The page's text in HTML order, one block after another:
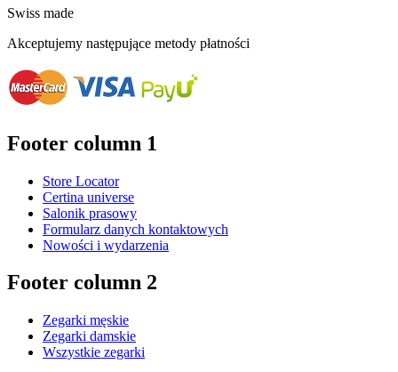
Swiss made
Akceptujemy następujące metody płatności
Footer column 1
Store Locator
Certina universe
Salonik prasowy
Formularz danych kontaktowych
Nowości i wydarzenia
Footer column 2
Zegarki męskie
Zegarki damskie
Wszystkie zegarki